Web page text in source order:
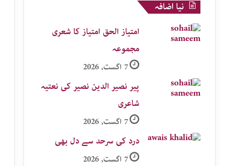
نیا اضافہ
امتیاز الحق امتیاز کا شعری
مجموعہ
7 اگست, 2026
پیر نصیر الدین نصیر کی نعتیہ
شاعری
7 اگست, 2026
درد کی سرحد سے دل بھی
7 اگست, 2026